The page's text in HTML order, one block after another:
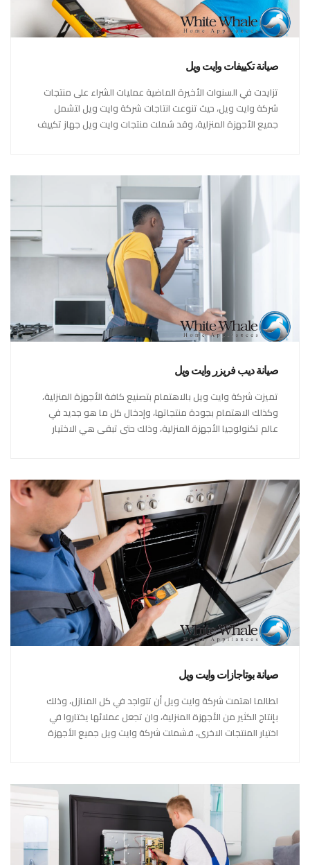
صيانة تكييفات وايت ويل
تزايدت في السنوات الأخيرة الماضية عمليات الشراء على منتجات
شركة وايت ويل، حيث تنوعت انتاجات شركة وايت ويل لتشمل
جميع الأجهزة المنزلية، وقد شملت منتجات وايت ويل جهاز تكييف
صيانة ديب فريزر وايت ويل
تميزت شركة وايت ويل بالاهتمام بتصنيع كافة الأجهزة المنزلية،
وكذلك الاهتمام بجودة منتجاتها، وإدخال كل ما هو جديد في
عالم تكنولوجيا الأجهزة المنزلية، وذلك حتى تبقى هي الاختيار
صيانة بوتاجازات وايت ويل
لطالما اهتمت شركة وايت ويل أن تتواجد في كل المنازل، وذلك
بإنتاج الكثير من الأجهزة المنزلية، وان تجعل عملائها يختاروا في
اختيار المنتجات الاخرى، فشملت شركة وايت ويل جميع الأجهزة